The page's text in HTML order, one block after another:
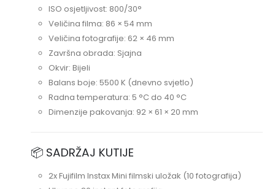
ISO osjetljivost: 800/30°
Veličina filma: 86 × 54 mm
Veličina fotografije: 62 × 46 mm
Završna obrada: Sjajna
Okvir: Bijeli
Balans boje: 5500 K (dnevno svjetlo)
Radna temperatura: 5 °C do 40 °C
Dimenzije pakovanja: 92 × 61 × 20 mm
📦 SADRŽAJ KUTIJE
2x Fujifilm Instax Mini filmski uložak (10 fotografija)